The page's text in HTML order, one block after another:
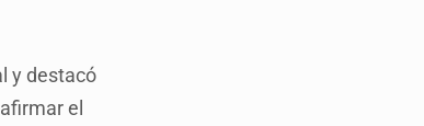
y destacó
el